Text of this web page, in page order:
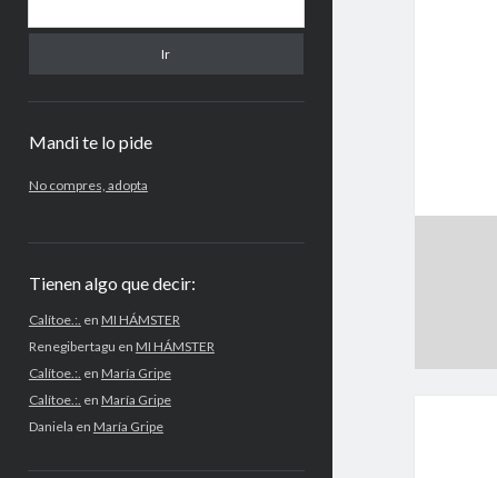
Mandi te lo pide
No compres, adopta
Tienen algo que decir:
Calítoe.:. en MI HÁMSTER
Renegibertagu en MI HÁMSTER
Calítoe.:. en María Gripe
Calítoe.:. en María Gripe
Daniela en María Gripe